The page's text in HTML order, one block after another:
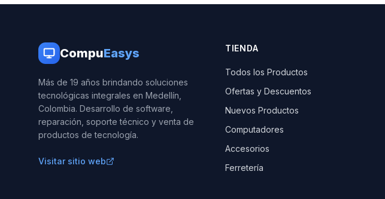
CompuEasys
Más de 19 años brindando soluciones
tecnológicas integrales en Medellín,
Colombia. Desarrollo de software,
reparación, soporte técnico y venta de
productos de tecnología.
Visitar sitio web
TIENDA
Todos los Productos
Ofertas y Descuentos
Nuevos Productos
Computadores
Accesorios
Ferretería